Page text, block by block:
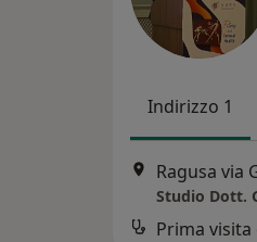
Indirizzo 1
Ragusa via
Studio Dott.
Prima